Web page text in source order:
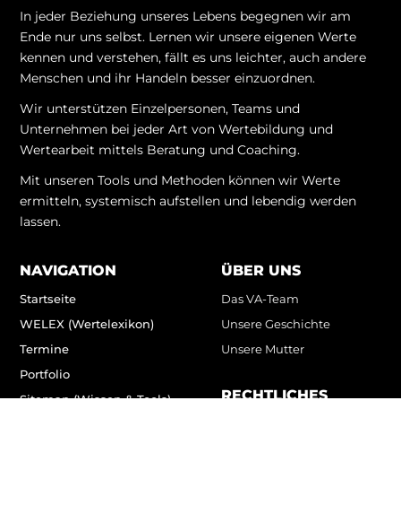
In jeder Beziehung unseres Lebens begegnen wir am
Ende nur uns selbst. Lernen wir unsere eigenen Werte
kennen und verstehen, fällt es uns leichter, auch andere
Menschen und ihr Handeln besser einzuordnen.
Wir unterstützen Einzelpersonen, Teams und
Unternehmen bei jeder Art von Wertebildung und
Wertearbeit mittels Beratung und Coaching.
Mit unseren Tools und Methoden können wir Werte
ermitteln, systemisch aufstellen und lebendig werden
lassen.
NAVIGATION
Startseite
WELEX (Wertelexikon)
Termine
Portfolio
Sitemap (Wissen & Tools)
ÜBER UNS
Das VA-Team
Unsere Geschichte
Unsere Mutter
RECHTLICHES